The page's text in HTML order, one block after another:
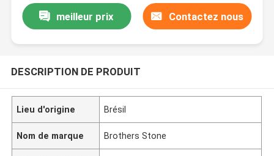
meilleur prix Contactez nous
DESCRIPTION DE PRODUIT
Lieu d'origine Brésil
Nom de marque Brothers Stone